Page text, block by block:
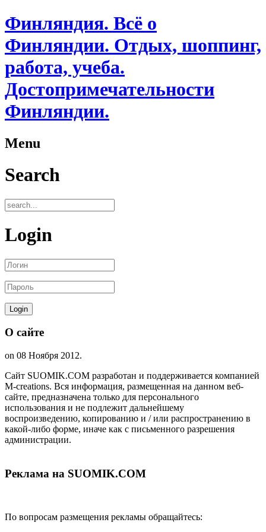
Финляндия. Всё о
Финляндии. Отдых, шоппинг,
работа, учеба.
Достопримечательности
Финляндии.
Menu
Search
Login
О сайте
on 08 Ноября 2012.
Сайт SUOMIK.COM разработан и поддерживается компанией
M-creations. Вся информация, размещенная на данном веб-
сайте, предназначена только для персонального
использования и не подлежит дальнейшему
воспроизведению, копированию и / или распространению в
какой-либо форме, иначе как с письменного разрешения
администрации.
Реклама на SUOMIK.COM
По вопросам размещения рекламы обращайтесь: